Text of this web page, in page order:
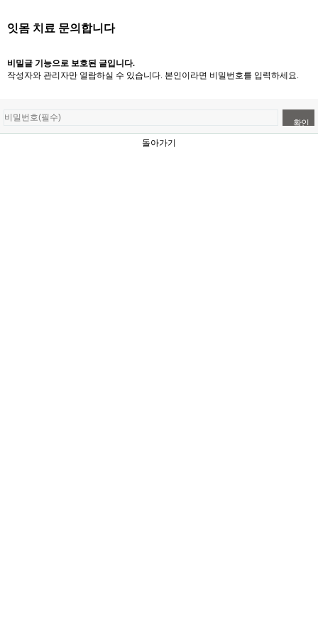
잇몸 치료 문의합니다
비밀글 기능으로 보호된 글입니다.
작성자와 관리자만 열람하실 수 있습니다. 본인이라면 비밀번호를 입력하세요.
돌아가기